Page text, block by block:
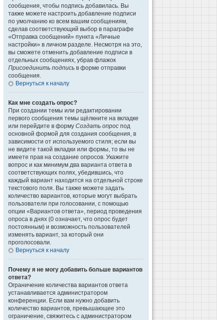
сообщения, чтобы подпись добавилась. Вы
также можете настроить добавление подписи
по умолчанию ко всем вашим сообщениям,
сделав соответствующий выбор в параграфе
«Отправка сообщений» пункта «Личные
настройки» в личном разделе. Несмотря на это,
вы сможете отменить добавление подписи в
отдельных сообщениях, убрав флажок
Присоединить подпись в форме отправки
сообщения.
Вернуться к началу
Как мне создать опрос?
При создании темы или редактировании
первого сообщения темы щёлкните на вкладке
или перейдите в форму Создать опрос под
основной формой для создания сообщения, в
зависимости от используемого стиля; если вы
не видите такой вкладки или формы, то вы не
имеете прав на создание опросов. Укажите
вопрос и как минимум два варианта ответа в
соответствующих полях, убедившись, что
каждый вариант находится на отдельной строке
текстового поля. Вы также можете задать
количество вариантов, которые могут выбрать
пользователи при голосовании, с помощью
опции «Вариантов ответа», период проведения
опроса в днях (0 означает, что опрос будет
постоянным) и возможность пользователей
изменять вариант, за который они
проголосовали.
Вернуться к началу
Почему я не могу добавить больше вариантов
ответа?
Ограничение количества вариантов ответа
устанавливается администратором
конференции. Если вам нужно добавить
количество вариантов, превышающее это
ограничение, свяжитесь с администратором